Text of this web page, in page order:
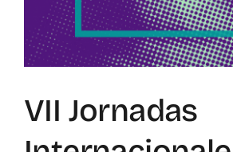
Mapa de recursos
Observatorio VFP
Contacto
VII Jornadas